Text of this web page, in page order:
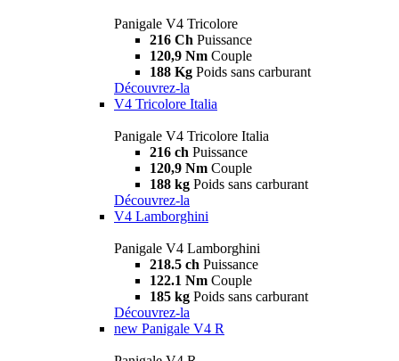
Panigale V4 Tricolore
216 Ch Puissance
120,9 Nm Couple
188 Kg Poids sans carburant
Découvrez-la
V4 Tricolore Italia
Panigale V4 Tricolore Italia
216 ch Puissance
120,9 Nm Couple
188 kg Poids sans carburant
Découvrez-la
V4 Lamborghini
Panigale V4 Lamborghini
218.5 ch Puissance
122.1 Nm Couple
185 kg Poids sans carburant
Découvrez-la
new Panigale V4 R